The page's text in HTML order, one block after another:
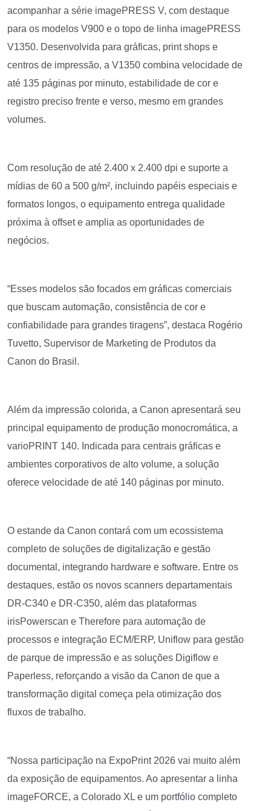
acompanhar a série imagePRESS V, com destaque
para os modelos V900 e o topo de linha imagePRESS
V1350. Desenvolvida para gráficas, print shops e
centros de impressão, a V1350 combina velocidade de
até 135 páginas por minuto, estabilidade de cor e
registro preciso frente e verso, mesmo em grandes
volumes.
Com resolução de até 2.400 x 2.400 dpi e suporte a
mídias de 60 a 500 g/m², incluindo papéis especiais e
formatos longos, o equipamento entrega qualidade
próxima à offset e amplia as oportunidades de
negócios.
“Esses modelos são focados em gráficas comerciais
que buscam automação, consistência de cor e
confiabilidade para grandes tiragens”, destaca Rogério
Tuvetto, Supervisor de Marketing de Produtos da
Canon do Brasil.
Além da impressão colorida, a Canon apresentará seu
principal equipamento de produção monocromática, a
varioPRINT 140. Indicada para centrais gráficas e
ambientes corporativos de alto volume, a solução
oferece velocidade de até 140 páginas por minuto.
O estande da Canon contará com um ecossistema
completo de soluções de digitalização e gestão
documental, integrando hardware e software. Entre os
destaques, estão os novos scanners departamentais
DR-C340 e DR-C350, além das plataformas
irisPowerscan e Therefore para automação de
processos e integração ECM/ERP, Uniflow para gestão
de parque de impressão e as soluções Digiflow e
Paperless, reforçando a visão da Canon de que a
transformação digital começa pela otimização dos
fluxos de trabalho.
“Nossa participação na ExpoPrint 2026 vai muito além
da exposição de equipamentos. Ao apresentar a linha
imageFORCE, a Colorado XL e um portfólio completo